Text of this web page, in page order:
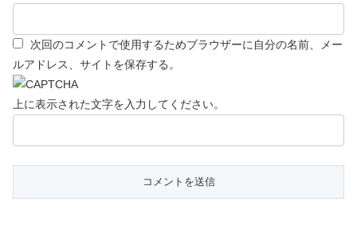
次回のコメントで使用するためブラウザーに自分の名前、メー
ルアドレス、サイトを保存する。
上に表示された文字を入力してください。